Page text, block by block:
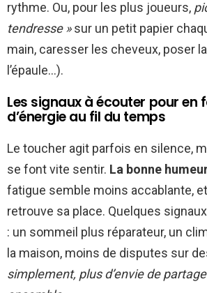
rythme. Ou, pour les plus joueurs,
tendresse »sur un petit papier
main, caresser les cheveux, poser
l’épaule…).
Les signaux à écouter pour en
d’énergie au fil du temps
Le toucher agit parfois en silence,
se font vite sentir. La bonne
fatigue semble moins accablante,
retrouve sa place. Quelques
: un sommeil plus réparateur, un
la maison, moins de disputes sur
simplement, plus d’envie de